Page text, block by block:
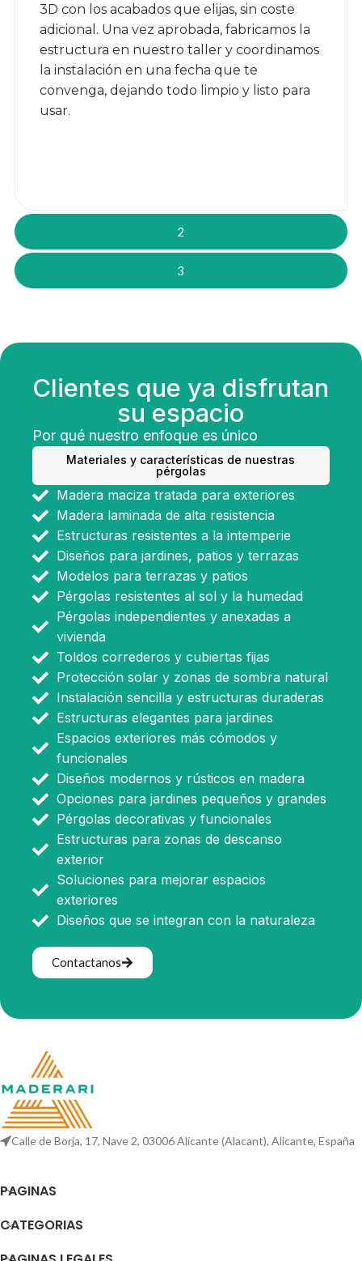
2
3
3D con los acabados que elijas, sin coste
adicional. Una vez aprobada, fabricamos la
estructura en nuestro taller y coordinamos
la instalación en una fecha que te
convenga, dejando todo limpio y listo para
usar.
Clientes que ya disfrutan
su espacio
Por qué nuestro enfoque es único
Materiales y características de nuestras
pérgolas
Madera maciza tratada para exteriores
Madera laminada de alta resistencia
Estructuras resistentes a la intemperie
Diseños para jardines, patios y terrazas
Modelos para terrazas y patios
Pérgolas resistentes al sol y la humedad
Pérgolas independientes y anexadas a
vivienda
Toldos correderos y cubiertas fijas
Protección solar y zonas de sombra natural
Instalación sencilla y estructuras duraderas
Estructuras elegantes para jardines
Espacios exteriores más cómodos y
funcionales
Diseños modernos y rústicos en madera
Opciones para jardines pequeños y grandes
Pérgolas decorativas y funcionales
Estructuras para zonas de descanso
exterior
Soluciones para mejorar espacios
exteriores
Diseños que se integran con la naturaleza
Contactanos
Calle de Borja, 17, Nave 2, 03006 Alicante (Alacant), Alicante, España
PAGINAS
CATEGORIAS